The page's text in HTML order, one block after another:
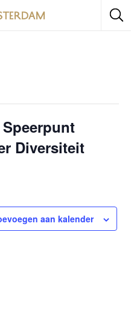
Diversiteit
aan kalender